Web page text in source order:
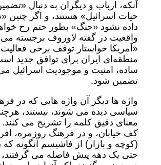
آنکه، ارباب و دیگران به دنبال
حیات اسرائیل» هستند، و اگر چنین
داده نشود «جنگ» بطور حتم رخ
واقعیت در گفته لاوروف برجسته
«آمریکا خواستار توقف برخی
منطقه‌ای ایران برای توافق جدید
ساده، امنیت و موجودیت اسرائیل
تضمین شود.
واژه ها دیگر آن واژه هایی که در
سیاسی دیده می شوند، نیستند،
معنای دقیق کلمه را تشریح می کنند.
کف خیابان، و در فرهنگ روزمره،
(کوچه و بازار) از فاشیسم آنگونه
حتی یک دهه پیش فاصله می گرفتند،